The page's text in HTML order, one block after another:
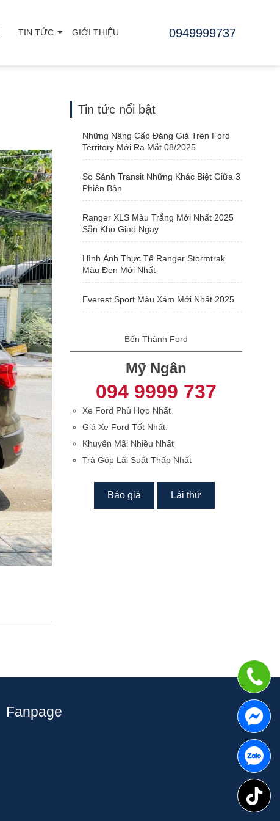
TIN TỨC GIỚI THIỆU 0949999737
Tin tức nổi bật
Những Nâng Cấp Đáng Giá Trên Ford
Territory Mới Ra Mắt 08/2025
So Sánh Transit Những Khác Biệt Giữa 3
Phiên Bản
Ranger XLS Màu Trắng Mới Nhất 2025
Sẵn Kho Giao Ngay
Hình Ảnh Thực Tế Ranger Stormtrak
Màu Đen Mới Nhất
Everest Sport Màu Xám Mới Nhất 2025
Bến Thành Ford
Mỹ Ngân
094 9999 737
Xe Ford Phù Hợp Nhất
Giá Xe Ford Tốt Nhất.
Khuyến Mãi Nhiều Nhất
Trả Góp Lãi Suất Thấp Nhất
Báo giá Lái thử
Fanpage